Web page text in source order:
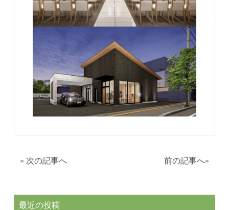
前の記事へ»
« 次の記事へ
最近の投稿